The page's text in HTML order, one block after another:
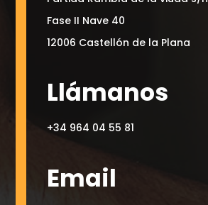
Fase II Nave 40
12006 Castellón de la Plana
Llámanos
+34 964 04 55 81
Email